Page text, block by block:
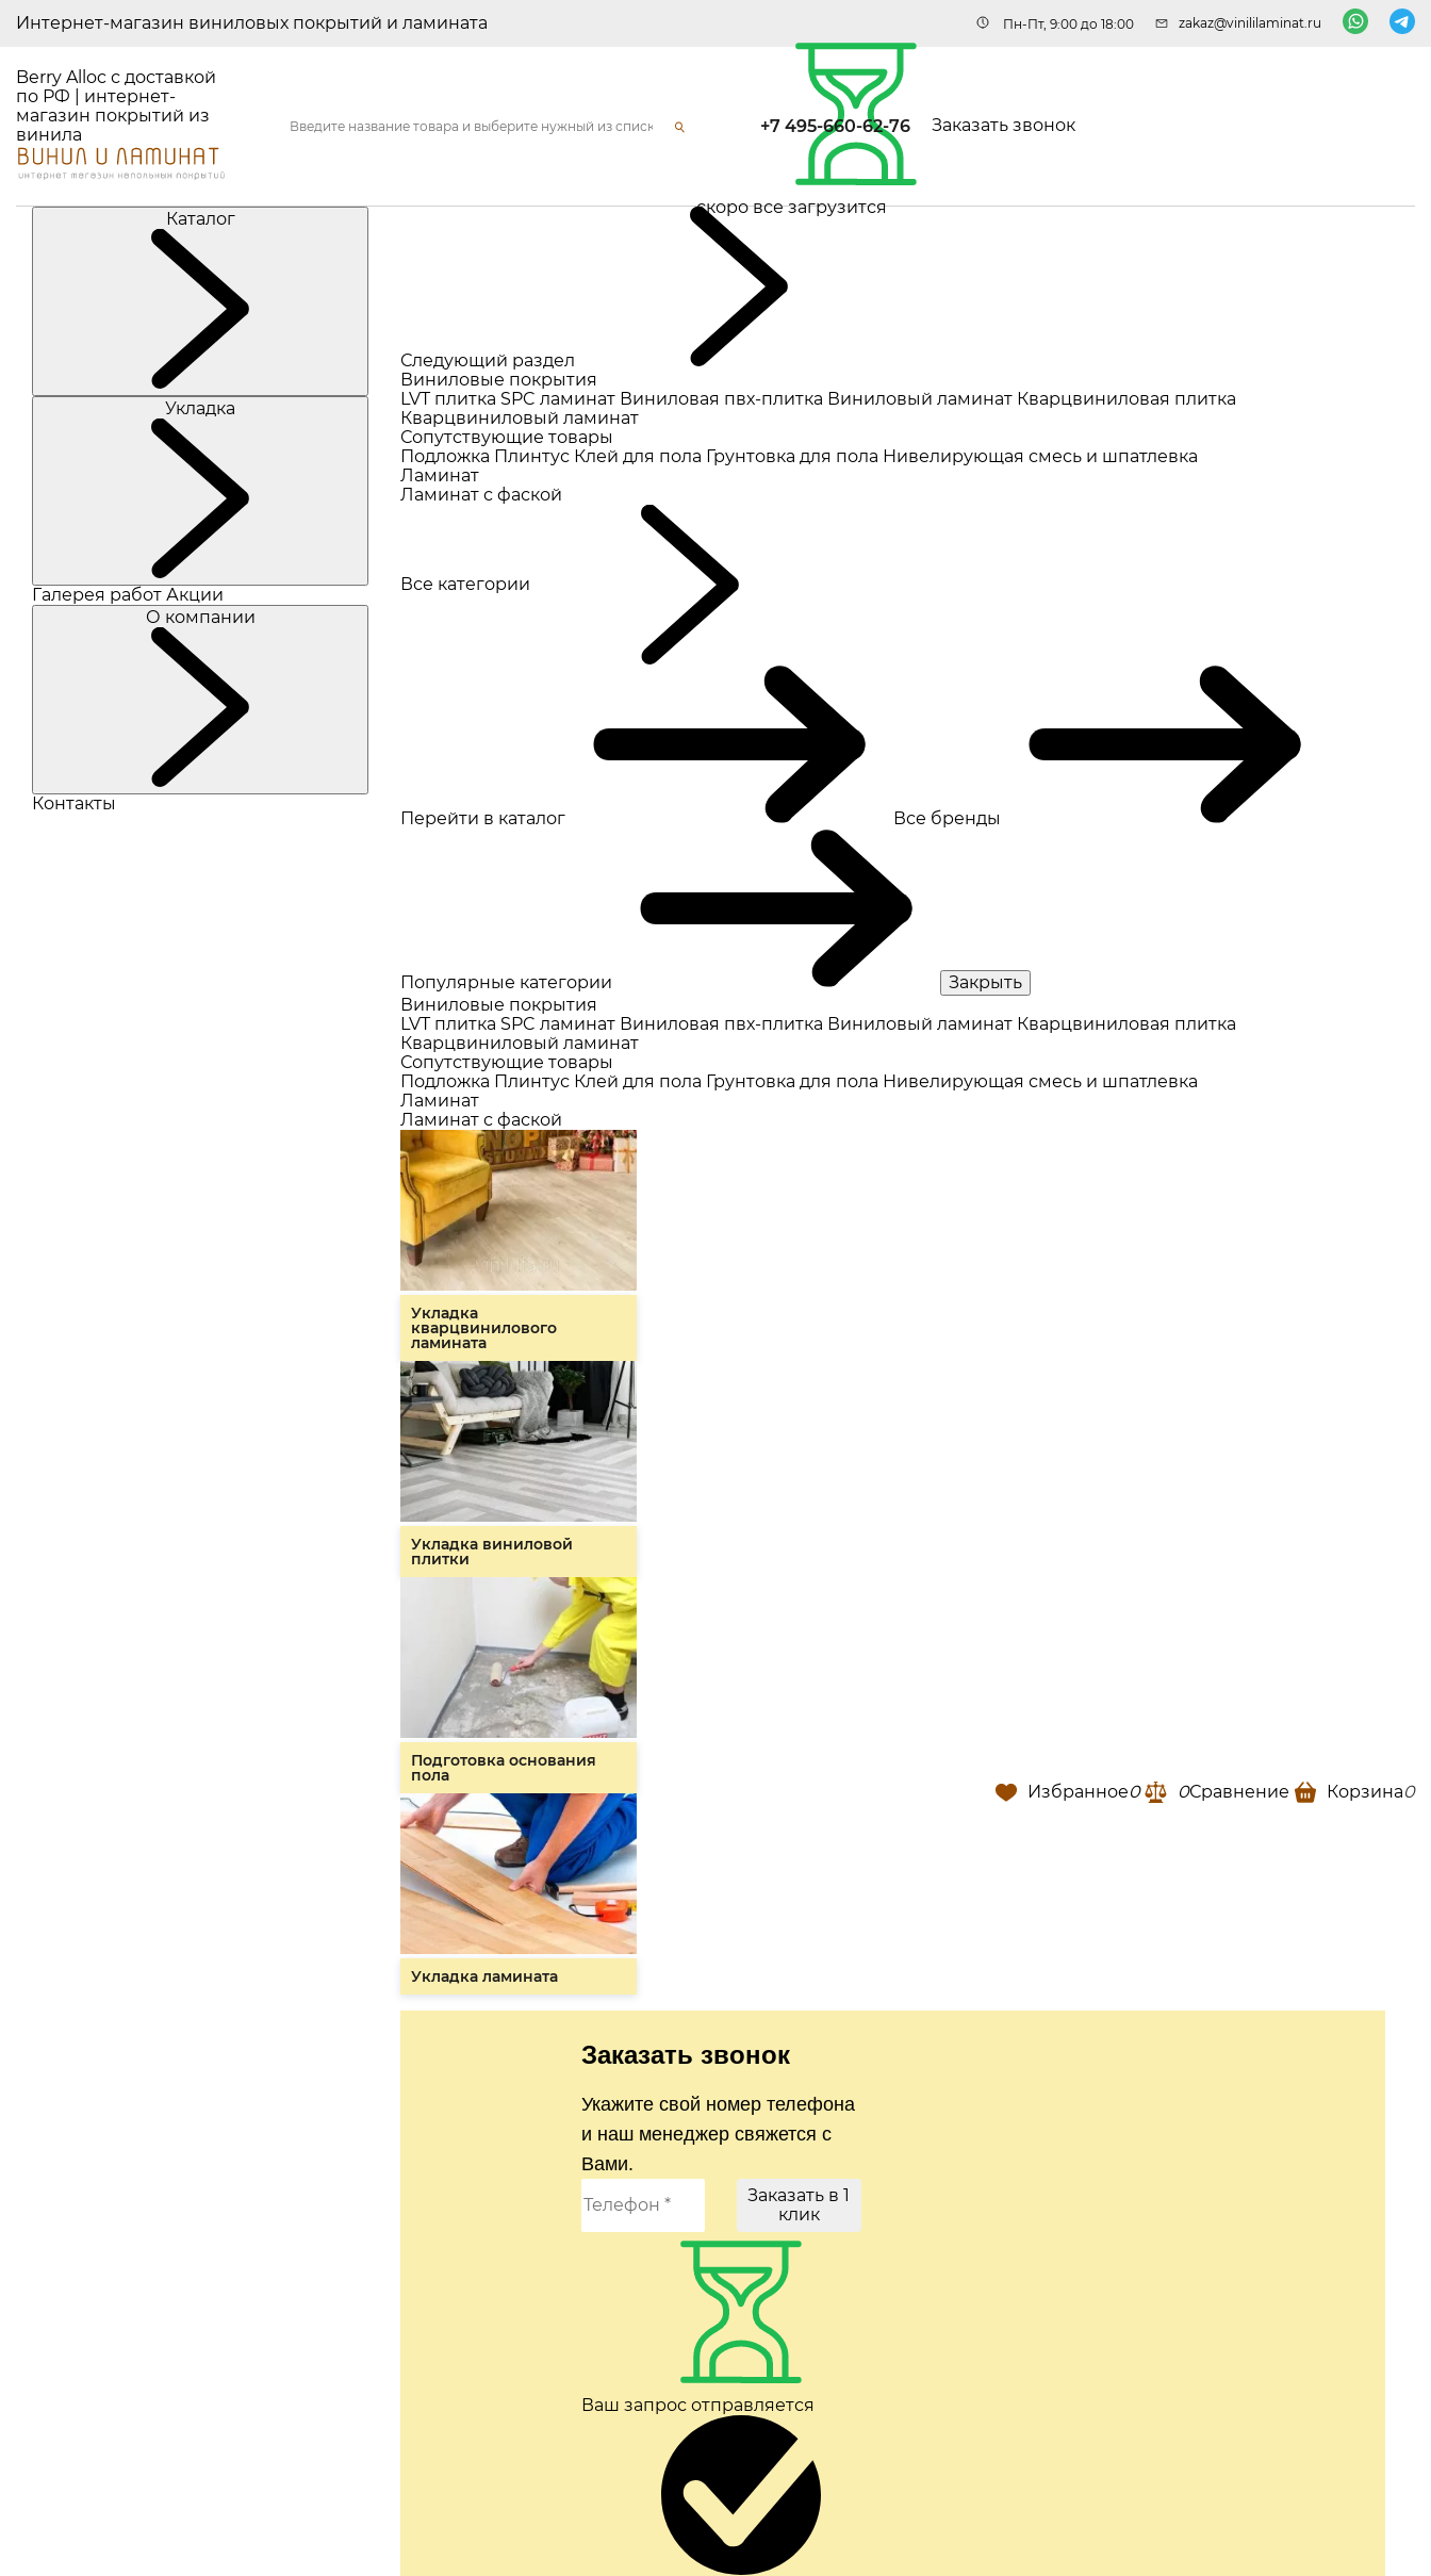
Интернет-магазин виниловых покрытий и ламината Пн-Пт, 9:00 до 18:00 zakaz@vinililaminat.ru
Berry Alloc с доставкой
по РФ | интернет-
магазин покрытий из
винила
скоро все загрузится
+7 495-660-62-76 Заказать звонок
Каталог
Укладка
Галерея работ Акции
О компании
Контакты
Следующий раздел
Виниловые покрытия
LVT плитка SPC ламинат Виниловая пвх-плитка Виниловый ламинат Кварцвиниловая плитка
Кварцвиниловый ламинат
Сопутствующие товары
Подложка Плинтус Клей для пола Грунтовка для пола Нивелирующая смесь и шпатлевка
Ламинат
Ламинат с фаской
Все катeгории
Перейти в каталог Все бренды
Популярные категории
Закрыть
Виниловые покрытия
LVT плитка SPC ламинат Виниловая пвх-плитка Виниловый ламинат Кварцвиниловая плитка
Кварцвиниловый ламинат
Сопутствующие товары
Подложка Плинтус Клей для пола Грунтовка для пола Нивелирующая смесь и шпатлевка
Ламинат
Ламинат с фаской
Укладка
кварцвинилового
ламината
Укладка виниловой
плитки
Подготовка основания
пола
Укладка ламината
Заказать звонок
Укажите свой номер телефона
и наш менеджер свяжется с
Вами.
Заказать в 1
клик
Ваш запрос отправляется
Избранное0 0Сравнение Корзина0